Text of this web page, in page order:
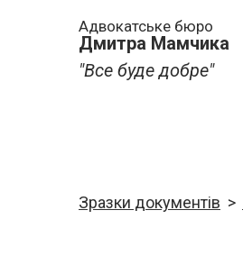
Адвокатське бюро
Дмитра Мамчика
"Все буде добре"
Зразки документів